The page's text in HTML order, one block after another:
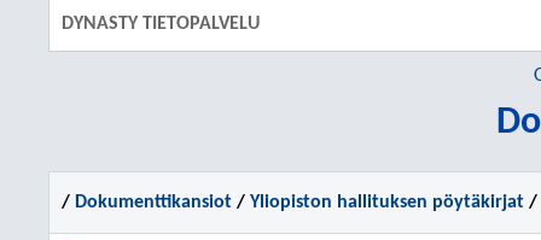
DYNASTY TIETOPALVELU
/ Dokumenttikansiot / Yliopiston hallituksen pöytäkirjat /